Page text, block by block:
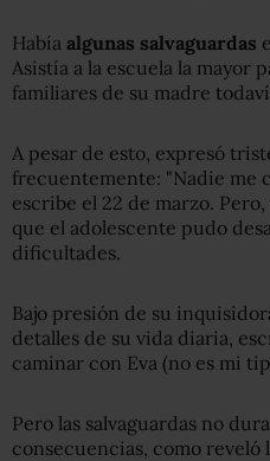
Había algunas salvaguardas
Asistía a la escuela la mayor
familiares de su madre
A pesar de esto, expresó
frecuentemente: "Nadie me
escribe el 22 de marzo.
que el adolescente pudo
dificultades.
Bajo presión de su
detalles de su vida diaria,
caminar con Eva (no es mi
Pero las salvaguardas no
consecuencias, como reveló